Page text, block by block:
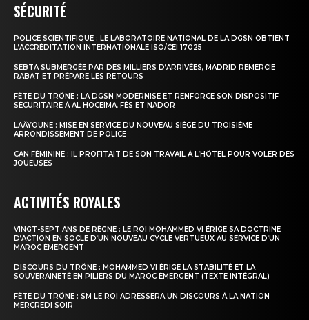
le1.ma
l'intelligence de
S'ABONNER MAINTENANT
SÉCURITÉ
POLICE SCIENTIFIQUE : LE LABORATOIRE NATIONAL DE LA DGSN OBTIENT
L’ACCRÉDITATION INTERNATIONALE ISO/CEI 17025
SEBTA SUBMERGÉE PAR DES MILLIERS D’ARRIVÉES, MADRID REMERCIE
RABAT ET PRÉPARE LES RETOURS
FÊTE DU TRÔNE : LA DGSN MODERNISE ET RENFORCE SON DISPOSITIF
SÉCURITAIRE À AL HOCEÏMA, FÈS ET NADOR
LAÂYOUNE : MISE EN SERVICE DU NOUVEAU SIÈGE DU TROISIÈME
ARRONDISSEMENT DE POLICE
CAN FÉMININE : IL PROFITAIT DE SON TRAVAIL À L’HÔTEL POUR VOLER DES
JOUEUSES
ACTIVITÉS ROYALES
VINGT-SEPT ANS DE RÈGNE : LE ROI MOHAMMED VI ÉRIGE SA DOCTRINE
D’ACTION EN SOCLE D’UN NOUVEAU CYCLE VERTUEUX AU SERVICE D’UN
MAROC ÉMERGENT
DISCOURS DU TRÔNE : MOHAMMED VI ÉRIGE LA STABILITÉ ET LA
SOUVERAINETÉ EN PILIERS DU MAROC ÉMERGENT (TEXTE INTÉGRAL)
FÊTE DU TRÔNE : SM LE ROI ADRESSERA UN DISCOURS À LA NATION
MERCREDI SOIR